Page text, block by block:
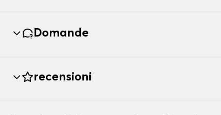
Domande
recensioni